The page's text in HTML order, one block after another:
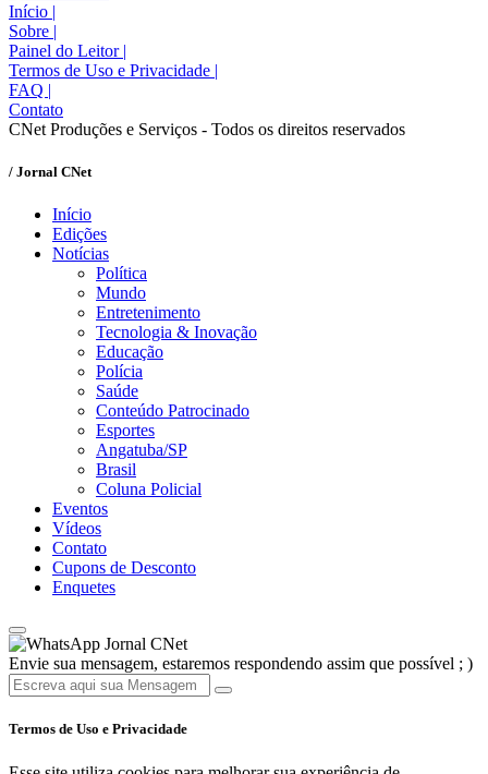
Início |
Sobre |
Painel do Leitor |
Termos de Uso e Privacidade |
FAQ |
Contato
CNet Produções e Serviços - Todos os direitos reservados
/ Jornal CNet
Início
Edições
Notícias
Política
Mundo
Entretenimento
Tecnologia & Inovação
Educação
Polícia
Saúde
Conteúdo Patrocinado
Esportes
Angatuba/SP
Brasil
Coluna Policial
Eventos
Vídeos
Contato
Cupons de Desconto
Enquetes
Jornal CNet
Envie sua mensagem, estaremos respondendo assim que possível ; )
Termos de Uso e Privacidade